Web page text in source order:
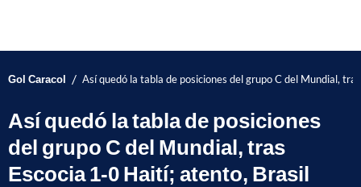
Gol Caracol / Así quedó la tabla de posiciones del grupo C del Mundial,
Así quedó la tabla de posiciones
del grupo C del Mundial, tras
Escocia 1-0 Haití; atento, Brasil